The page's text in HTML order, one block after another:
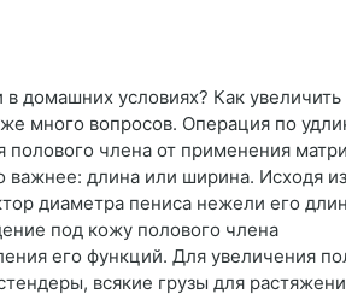
домашних условиях? Как увеличить
много вопросов. Операция по
члена от применения
важнее: длина или ширина. Исходя из
диаметра пениса нежели его
под кожу полового члена
его функций. Для увеличения
всякие грузы для